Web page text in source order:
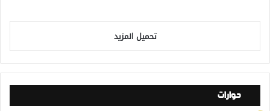
تحميل المزيد
حوارات